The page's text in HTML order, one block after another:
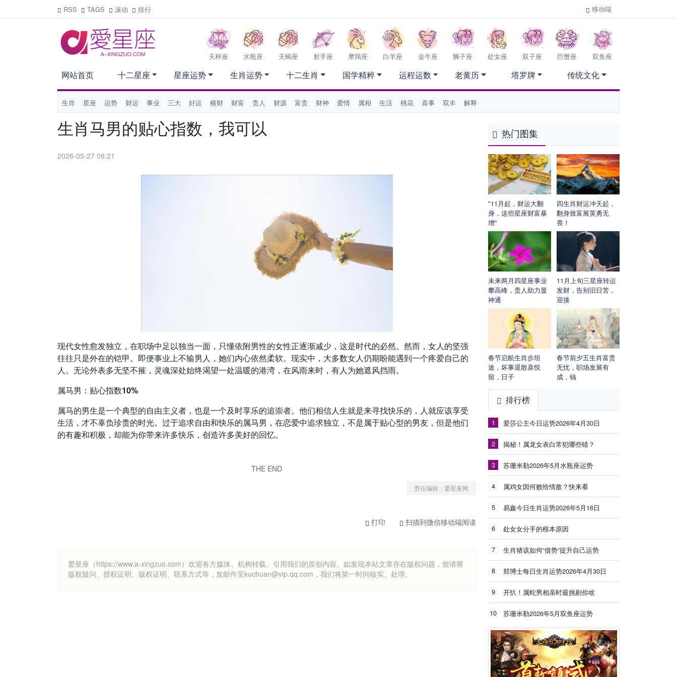
RSS TAGS 滚动 排行 移动端
天枰座 水瓶座 天蝎座 射手座 摩羯座 白羊座 金牛座 狮子座 处女座 双子座 巨蟹座 双鱼座
网站首页
生肖 星座 运势 财运 事业 三大 好运 横财 财富 贵人 财源 富贵 财神 爱情 属相 生活 桃花 喜事 双丰 解释
十二星座 星座运势 生肖运势 十二生肖 国学精粹 运程运数 老黄历 塔罗牌 传统文化
生肖马男的贴心指数，我可以
2026-05-27 08:21
现代女性愈发独立，在职场中足以独当一面，只懂依附男性的女性正逐渐减少，这是时代的必然。然而，女人的坚强
往往只是外在的铠甲。即便事业上不输男人，她们内心依然柔软。现实中，大多数女人仍期盼能遇到一个疼爱自己的
人。无论外表多无坚不摧，灵魂深处始终渴望一处温暖的港湾，在风雨来时，有人为她遮风挡雨。
属马男：贴心指数10%
属马的男生是一个典型的自由主义者，也是一个及时享乐的追崇者。他们相信人生就是来寻找快乐的，人就应该享受
生活，才不辜负珍贵的时光。过于追求自由和快乐的属马男，在恋爱中追求独立，不是属于贴心型的男友，但是他们
的有趣和积极，却能为你带来许多快乐，创造许多美好的回忆。
THE END
责任编辑：爱星座网
打印 扫描到微信移动端阅读
爱星座（https://www.a-xingzuo.com）欢迎各方媒体、机构转载、引用我们的原创内容。如发现本站文章存在版权问题，烦请将
版权疑问、授权证明、版权证明、联系方式等，发邮件至kuchuan@vip.qq.com，我们将第一时间核实、处理。
热门图集
"11月起，财运大翻
身，这些星座财富暴
增"
四生肖财运冲天起，
翻身致富展英勇无
畏！
未来两月四星座事业
攀高峰，贵人助力显
神通
11月上旬三星座转运
发财，告别旧日苦，
迎接
春节启航生肖步坦
途，坏事退散喜悦
留，日子
春节前夕五生肖富贵
无忧，职场发展有
成，钱
排行榜
1 爱莎公主今日运势2026年4月30日
2 揭秘！属龙女表白常犯哪些错？
3 苏珊米勒2026年5月水瓶座运势
4 属鸡女因何败给情敌？快来看
5 易鑫今日生肖运势2026年5月16日
6 处女女分手的根本原因
7 生肖猪该如何“借势”提升自己运势
8 郑博士每日生肖运势2026年4月30日
9 开扒！属蛇男相亲时最挑剔你啥
10 苏珊米勒2026年5月双鱼座运势